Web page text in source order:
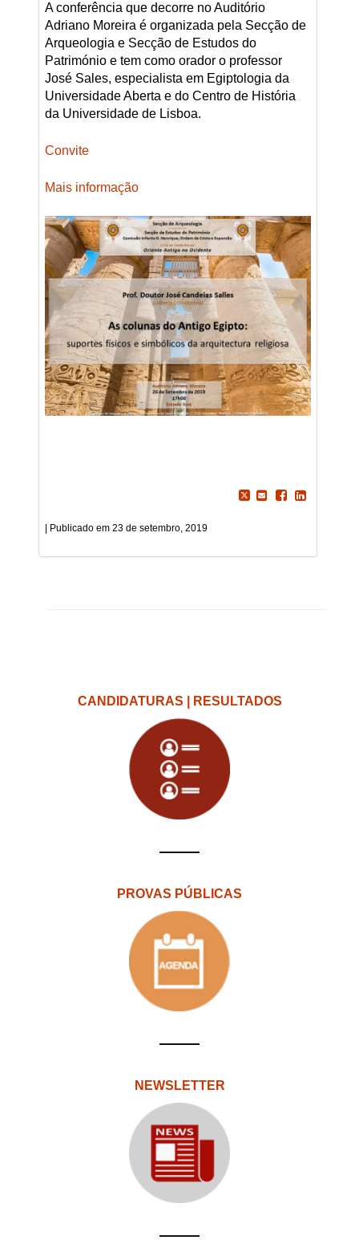
A conferência que decorre no Auditório
Adriano Moreira é organizada pela Secção de
Arqueologia e Secção de Estudos do
Património e tem como orador o professor
José Sales, especialista em Egiptologia da
Universidade Aberta e do Centro de História
da Universidade de Lisboa.
Convite
Mais informação
23 de setembro, 2019
CANDIDATURAS | RESULTADOS
PROVAS PÚBLICAS
NEWSLETTER